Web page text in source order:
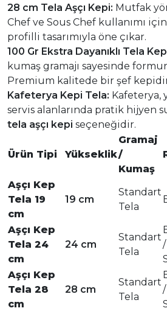
28 cm Tela Aşçı Kepi: Mutfak
Chef ve Sous Chef kullanımı
profilli tasarımıyla öne çıkar.
100 Gr Ekstra Dayanıklı Tela
kumaş gramajı sayesinde
Premium kalitede bir şef
Kafeterya Kepi Tela: Kafeterya,
servis alanlarında pratik hijyen
tela aşçı kepi seçeneğidir.
Ürün Tipi Yükseklik
Gramaj
/
Kumaş
Aşçı Kep
Tela 19
cm
19 cm
Standart
Tela
Aşçı Kep
Tela 24
cm
24 cm
Standart
Tela
/
Aşçı Kep
Tela 28
cm
28 cm
Standart
Tela
/